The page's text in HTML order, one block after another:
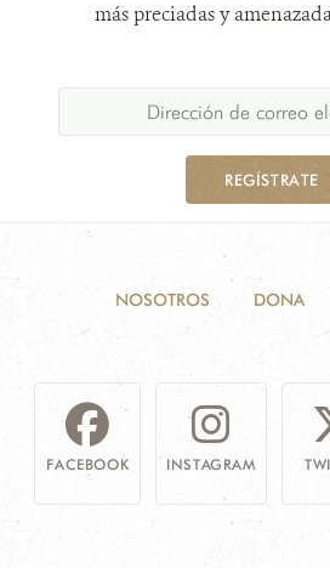
más preciadas y
REGÍSTRATE
NOSOTROS DONA
FACEBOOK INSTAGRAM